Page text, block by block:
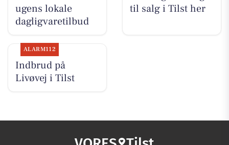
ugens lokale
dagligvaretilbud
til salg i Tilst her
ALARM112
Indbrud på
Livøvej i Tilst